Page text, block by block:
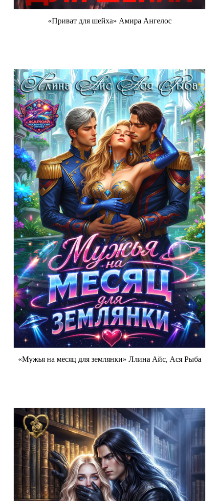
«Приват для шейха» Амира Ангелос
«Мужья на месяц для землянки» Ллина Айс, Ася Рыба